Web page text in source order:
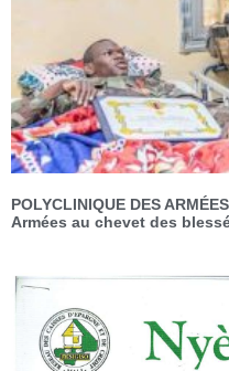
POLYCLINIQUE DES
Armées au chevet des